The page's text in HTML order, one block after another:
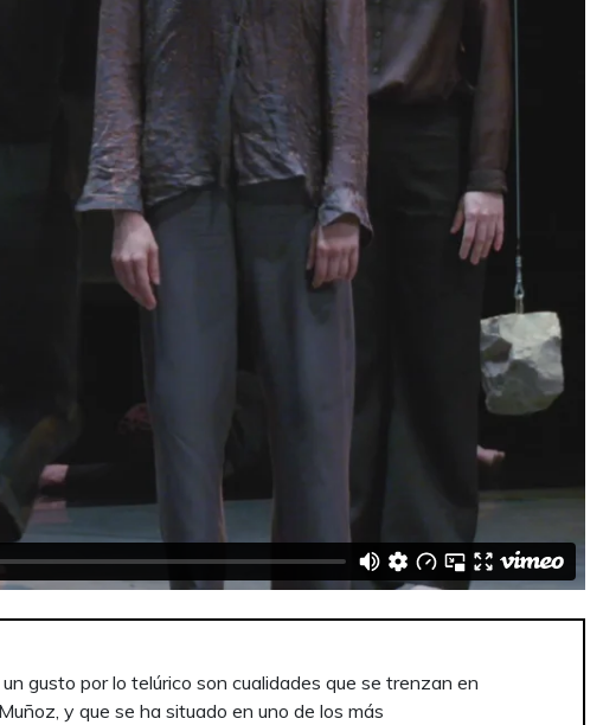
encontrar la paz, un lugar que está en el interior del ser
de paisajes salvajes y deshabitados, que rodean al